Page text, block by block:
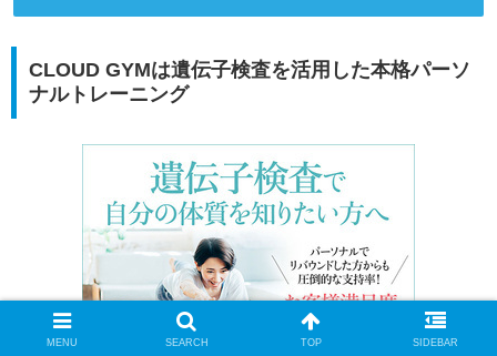
CLOUD GYMは遺伝子検査を活用した本格パーソ
ナルトレーニング
MENU SEARCH TOP SIDEBAR